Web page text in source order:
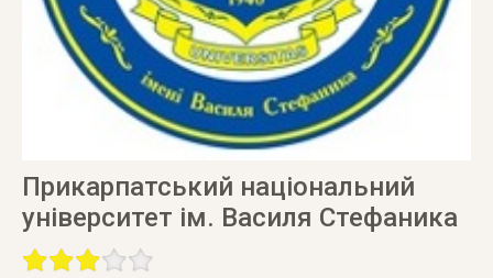
Прикарпатський національний
університет ім. Василя Стефаника